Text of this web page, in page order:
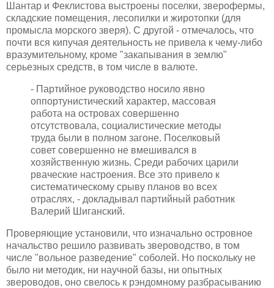
Шантар и Феклистова выстроены поселки, зверофермы,
складские помещения, лесопилки и жиротопки (для
промысла морского зверя). С другой - отмечалось, что
почти вся кипучая деятельность не привела к чему-либо
вразумительному, кроме "закапывания в землю"
серьезных средств, в том числе в валюте.
- Партийное руководство носило явно
оппортунистический характер, массовая
работа на островах совершенно
отсутствовала, социалистические методы
труда были в полном загоне. Поселковый
совет совершенно не вмешивался в
хозяйственную жизнь. Среди рабочих царили
рваческие настроения. Все это привело к
систематическому срыву планов во всех
отраслях, - докладывал партийный работник
Валерий Шиганский.
Проверяющие установили, что изначально островное
начальство решило развивать звероводство, в том
числе "вольное разведение" соболей. Но поскольку не
было ни методик, ни научной базы, ни опытных
звероводов, оно свелось к рэндомному разбрасыванию